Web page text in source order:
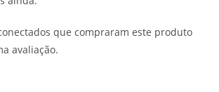
que compraram este produto
avaliação.